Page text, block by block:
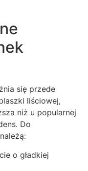
się przede
liściowej,
niż u popularnej
Do
o gładkiej